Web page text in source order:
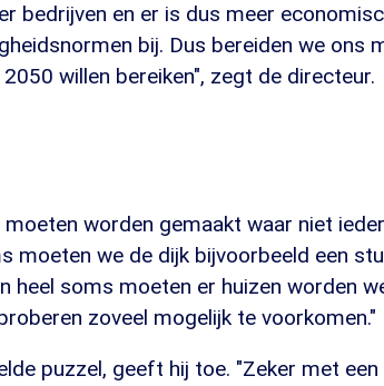
bedrijven en er is dus meer
bij. Dus bereiden we ons
willen bereiken", zegt de directeur.
worden gemaakt waar niet
moeten we de dijk bijvoorbeeld een
heel soms moeten er huizen worden
zoveel mogelijk te voorkomen."
puzzel, geeft hij toe. "Zeker met